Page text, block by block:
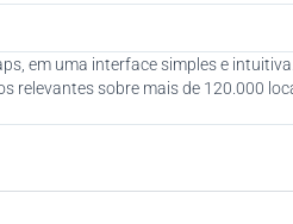
em uma interface simples e
relevantes sobre mais de 120.000